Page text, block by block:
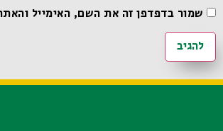
שמור בדפדפן זה את השם, האימייל